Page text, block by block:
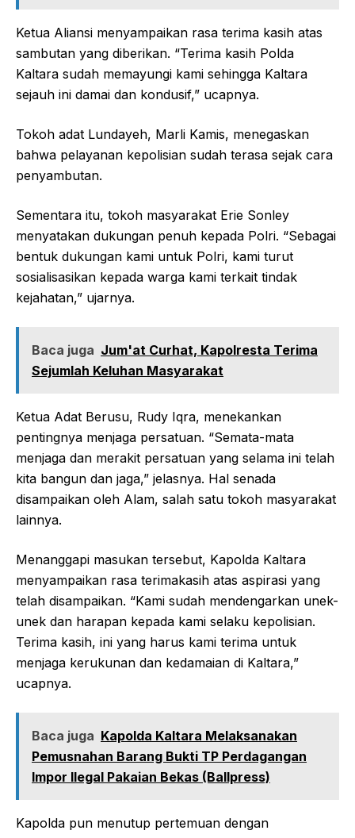
Ketua Aliansi menyampaikan rasa terima kasih atas
sambutan yang diberikan. “Terima kasih Polda
Kaltara sudah memayungi kami sehingga Kaltara
sejauh ini damai dan kondusif,” ucapnya.
Tokoh adat Lundayeh, Marli Kamis, menegaskan
bahwa pelayanan kepolisian sudah terasa sejak cara
penyambutan.
Sementara itu, tokoh masyarakat Erie Sonley
menyatakan dukungan penuh kepada Polri. “Sebagai
bentuk dukungan kami untuk Polri, kami turut
sosialisasikan kepada warga kami terkait tindak
kejahatan,” ujarnya.
Baca juga Jum'at Curhat, Kapolresta Terima
Sejumlah Keluhan Masyarakat
Ketua Adat Berusu, Rudy Iqra, menekankan
pentingnya menjaga persatuan. “Semata-mata
menjaga dan merakit persatuan yang selama ini telah
kita bangun dan jaga,” jelasnya. Hal senada
disampaikan oleh Alam, salah satu tokoh masyarakat
lainnya.
Menanggapi masukan tersebut, Kapolda Kaltara
menyampaikan rasa terimakasih atas aspirasi yang
telah disampaikan. “Kami sudah mendengarkan unek-
unek dan harapan kepada kami selaku kepolisian.
Terima kasih, ini yang harus kami terima untuk
menjaga kerukunan dan kedamaian di Kaltara,”
ucapnya.
Baca juga Kapolda Kaltara Melaksanakan
Pemusnahan Barang Bukti TP Perdagangan
Impor Ilegal Pakaian Bekas (Ballpress)
Kapolda pun menutup pertemuan dengan